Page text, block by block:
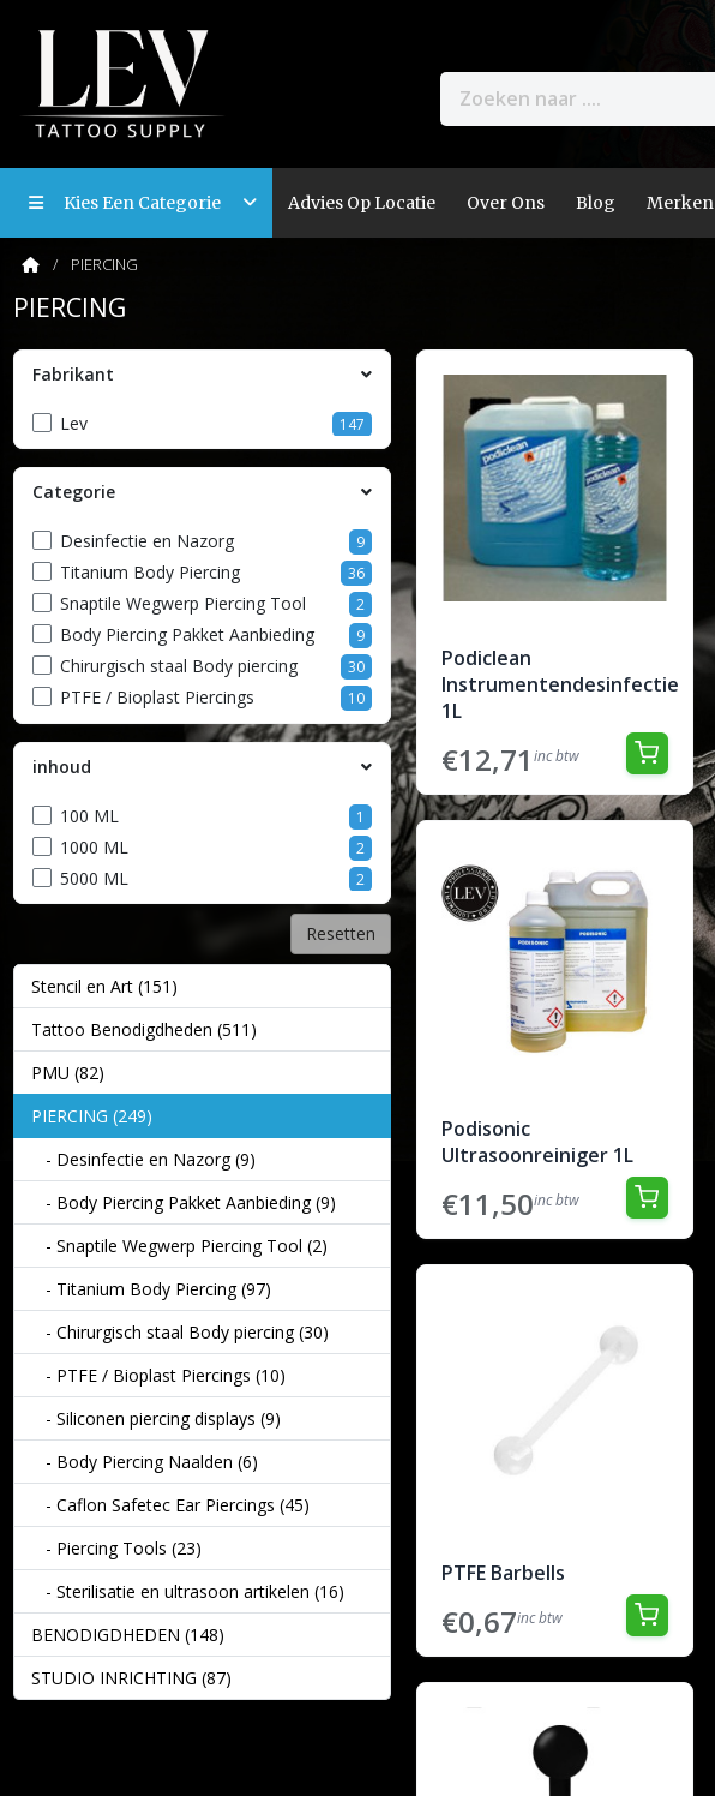
Kies Een Categorie Advies Op Locatie Over Ons Blog Merken
PIERCING
PIERCING
Fabrikant
Lev 147
Categorie
Desinfectie en Nazorg 9
Titanium Body Piercing 36
Snaptile Wegwerp Piercing Tool 2
Body Piercing Pakket Aanbieding 9
Chirurgisch staal Body piercing 30
PTFE / Bioplast Piercings 10
Siliconen piercing displays 9
Body Piercing Naalden 6
Sterilisatie en ultrasoon artikelen 16
inhoud
100 ML 1
1000 ML 2
5000 ML 2
Resetten
Stencil en Art (151)
Tattoo Benodigdheden (511)
PMU (82)
PIERCING (249)
- Desinfectie en Nazorg (9)
- Body Piercing Pakket Aanbieding (9)
- Snaptile Wegwerp Piercing Tool (2)
- Titanium Body Piercing (97)
- Chirurgisch staal Body piercing (30)
- PTFE / Bioplast Piercings (10)
- Siliconen piercing displays (9)
- Body Piercing Naalden (6)
- Caflon Safetec Ear Piercings (45)
- Piercing Tools (23)
- Sterilisatie en ultrasoon artikelen (16)
BENODIGDHEDEN (148)
STUDIO INRICHTING (87)
Podiclean
Instrumentendesinfectie
1L
€12,71 inc btw
Podisonic
Ultrasoonreiniger 1L
€11,50inc btw
PTFE Barbells
€0,67inc btw